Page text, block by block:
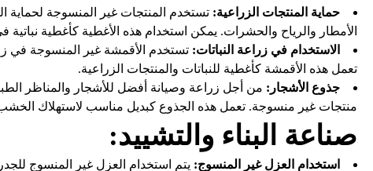
حماية المنتجات الزراعية: تستخدم المنتجات غير المنسوجة لحماية
الأمطار والرياح والحشرات. يمكن استخدام هذه الأغطية كأغطية نباتية
الاستخدام في زراعة النباتات: تستخدم الأقمشة غير المنسوجة في
تعمل هذه الأقمشة كأغطية للنباتات والمنتجات الزراعية.
جذوع الأشجار: من أجل زراعة وصيانة أفضل للأشجار والمناظر
منتجات غير منسوجة. تعمل هذه الجذوع كبديل مناسب لاستهلاك
صناعة البناء والتشييد:
استخدام العزل غير المنسوج: يتم استخدام العزل غير المنسوج